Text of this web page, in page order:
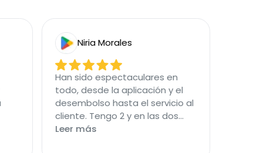
Niria Morales
Han sido espectaculares en
todo, desde la aplicación y el
desembolso hasta el servicio al
cliente. Tengo 2 y en las dos...
Leer más